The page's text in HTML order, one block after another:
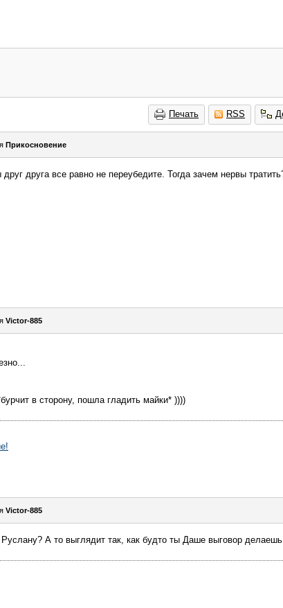
Печать RSS
Прикосновение
друга все равно не переубедите. Тогда зачем нервы
Victor-885
в сторону, пошла гладить майки* ))))
Victor-885
А то выглядит так, как будто ты Даше выговор